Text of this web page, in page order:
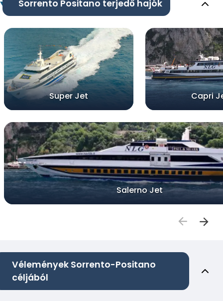
Sorrento Positano terjedő hajók
Super Jet Capri
Salerno Jet
Vélemények Sorrento-Positano
céljából